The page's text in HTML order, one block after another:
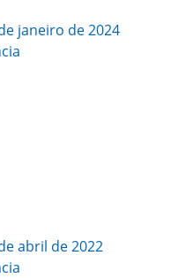
janeiro de 2024
abril de 2022